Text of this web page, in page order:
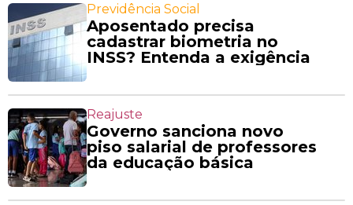
Previdência Social
Aposentado precisa
cadastrar biometria no
INSS? Entenda a exigência
Reajuste
Governo sanciona novo
piso salarial de professores
da educação básica